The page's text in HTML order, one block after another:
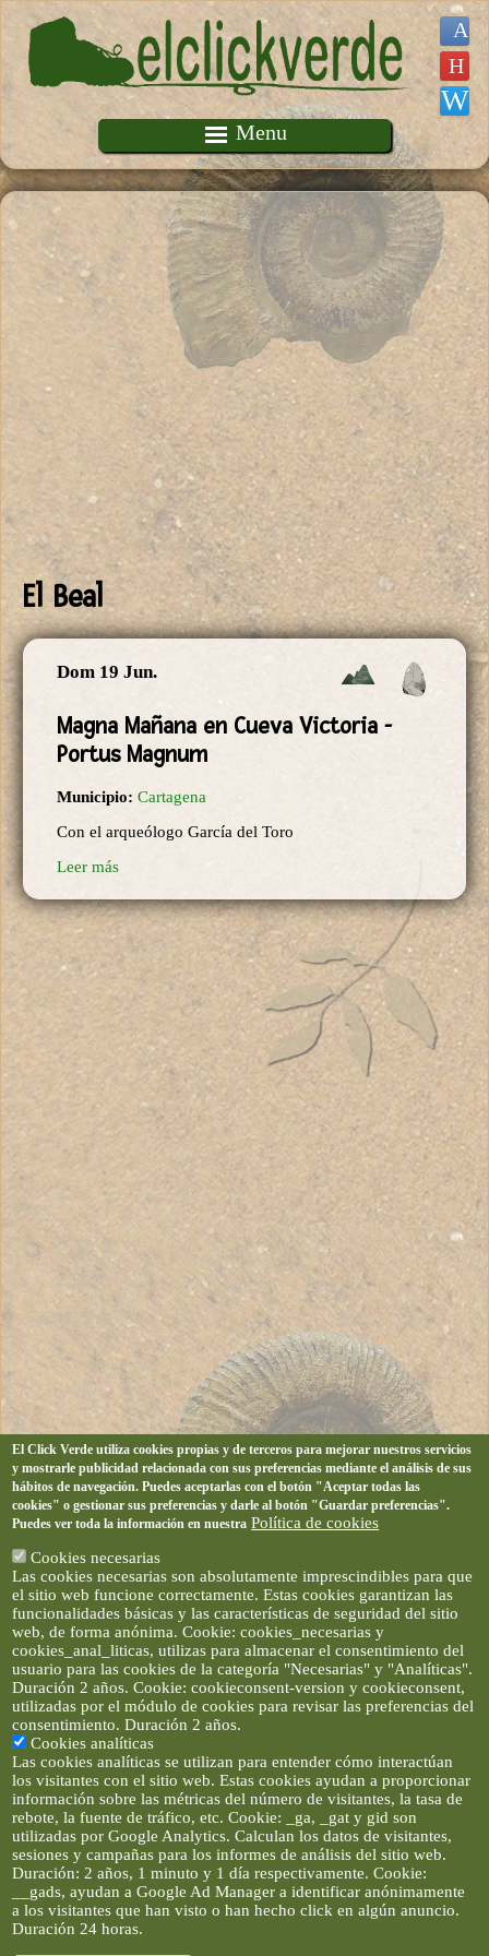
Pasar al contenido principal
Menu
El Beal
Dom 19 Jun.
Magna Mañana en Cueva Victoria -
Portus Magnum
Municipio: Cartagena
Con el arqueólogo García del Toro
Leer más
El Click Verde utiliza cookies propias y de terceros para mejorar nuestros servicios
y mostrarle publicidad relacionada con sus preferencias mediante el análisis de sus
hábitos de navegación. Puedes aceptarlas con el botón "Aceptar todas las
cookies" o gestionar sus preferencias y darle al botón "Guardar preferencias".
Puedes ver toda la información en nuestra Política de cookies
Cookies necesarias
Las cookies necesarias son absolutamente imprescindibles para que
el sitio web funcione correctamente. Estas cookies garantizan las
funcionalidades básicas y las características de seguridad del sitio
web, de forma anónima. Cookie: cookies_necesarias y
cookies_anal_liticas, utilizas para almacenar el consentimiento del
usuario para las cookies de la categoría "Necesarias" y "Analíticas".
Duración 2 años. Cookie: cookieconsent-version y cookieconsent,
utilizadas por el módulo de cookies para revisar las preferencias del
consentimiento. Duración 2 años.
Cookies analíticas
Las cookies analíticas se utilizan para entender cómo interactúan
los visitantes con el sitio web. Estas cookies ayudan a proporcionar
información sobre las métricas del número de visitantes, la tasa de
rebote, la fuente de tráfico, etc. Cookie: _ga, _gat y gid son
utilizadas por Google Analytics. Calculan los datos de visitantes,
sesiones y campañas para los informes de análisis del sitio web.
Duración: 2 años, 1 minuto y 1 día respectivamente. Cookie:
__gads, ayudan a Google Ad Manager a identificar anónimamente
a los visitantes que han visto o han hecho click en algún anuncio.
Duración 24 horas.